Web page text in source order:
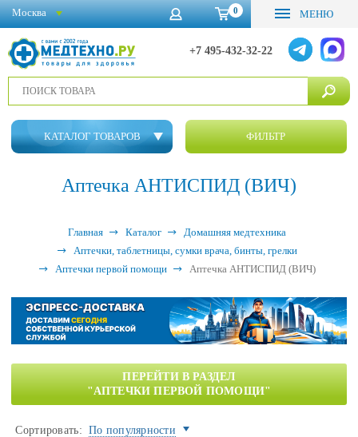
0 МЕНЮ
+7 495-432-32-22
Москва
КАТАЛОГ ТОВАРОВ ФИЛЬТР
Аптечка АНТИСПИД (ВИЧ)
Главная Каталог
Домашняя медтехника
Аптечки, таблетницы, сумки врача, бинты, грелки
Аптечки первой помощи
Аптечка АНТИСПИД (ВИЧ)
ПЕРЕЙТИ В РАЗДЕЛ
"АПТЕЧКИ ПЕРВОЙ ПОМОЩИ"
Сортировать: По популярности